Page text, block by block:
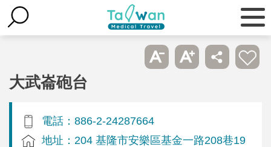
大武崙砲台
電話：886-2-24287664
地址：204 基隆市安樂區基金一路208巷19